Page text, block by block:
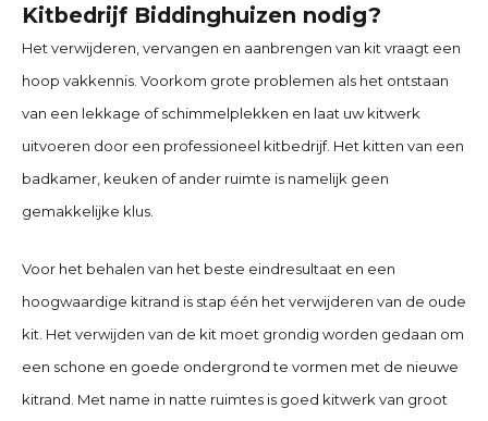
Kitbedrijf Biddinghuizen nodig?
Het verwijderen, vervangen en aanbrengen van kit vraagt een
hoop vakkennis. Voorkom grote problemen als het ontstaan
van een lekkage of schimmelplekken en laat uw kitwerk
uitvoeren door een professioneel kitbedrijf. Het kitten van een
badkamer, keuken of ander ruimte is namelijk geen
gemakkelijke klus.
Voor het behalen van het beste eindresultaat en een
hoogwaardige kitrand is stap één het verwijderen van de oude
kit. Het verwijden van de kit moet grondig worden gedaan om
een schone en goede ondergrond te vormen met de nieuwe
kitrand. Met name in natte ruimtes is goed kitwerk van groot